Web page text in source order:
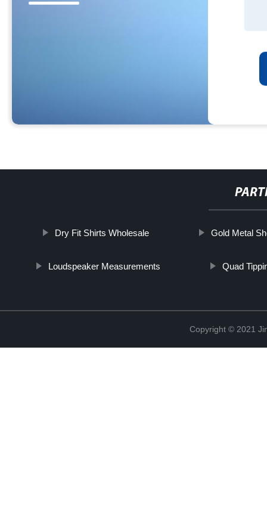
Dry Fit Shirts Wholesale Gold Metal
Loudspeaker Measurements Quad
Copyright © 2021